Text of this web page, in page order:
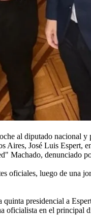
al diputado nacional
Aires, José Luis Espert,
Machado, denunciado
oficiales, luego de una
presidencial a
oficialista en el principal